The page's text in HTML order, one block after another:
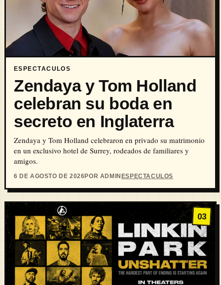
ESPECTACULOS
Zendaya y Tom Holland
celebran su boda en
secreto en Inglaterra
Zendaya y Tom Holland celebraron en privado su matrimonio
en un exclusivo hotel de Surrey, rodeados de familiares y
amigos.
6 DE AGOSTO DE 2026POR ADMIN ESPECTACULOS
03